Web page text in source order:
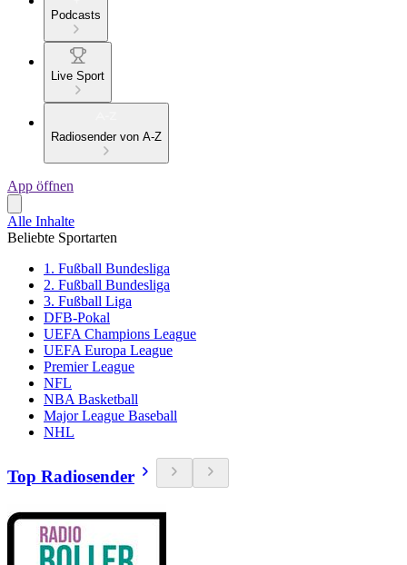
Podcasts
Live Sport
Radiosender von A-Z
App öffnen
Alle Inhalte
Beliebte Sportarten
1. Fußball Bundesliga
2. Fußball Bundesliga
3. Fußball Liga
DFB-Pokal
UEFA Champions League
UEFA Europa League
Premier League
NFL
NBA Basketball
Major League Baseball
NHL
Top Radiosender